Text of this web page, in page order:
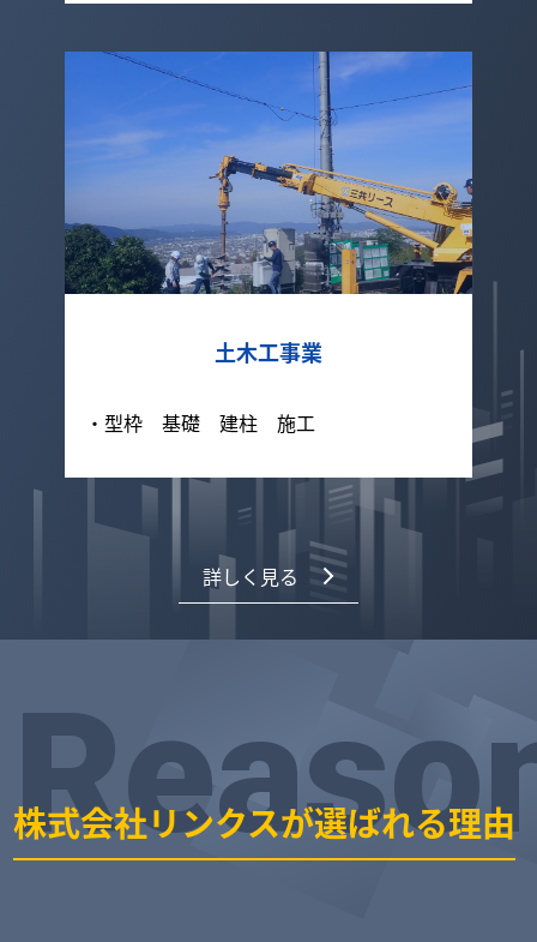
土木工事業
・型枠 基礎 建柱 施工
詳しく見る
株式会社リンクスが選ばれる理由